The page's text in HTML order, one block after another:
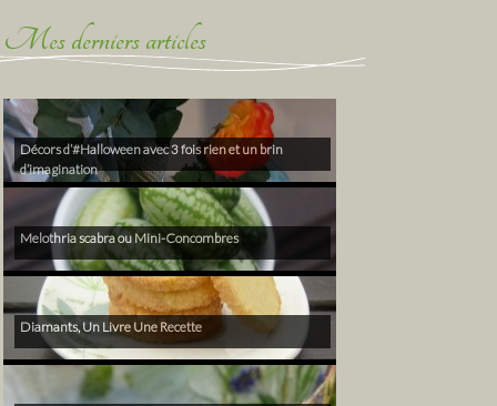
Mes derniers articles
Décors d’#Halloween avec 3 fois rien et un brin
d’imagination
Melothria scabra ou Mini-Concombres
Diamants, Un Livre Une Recette